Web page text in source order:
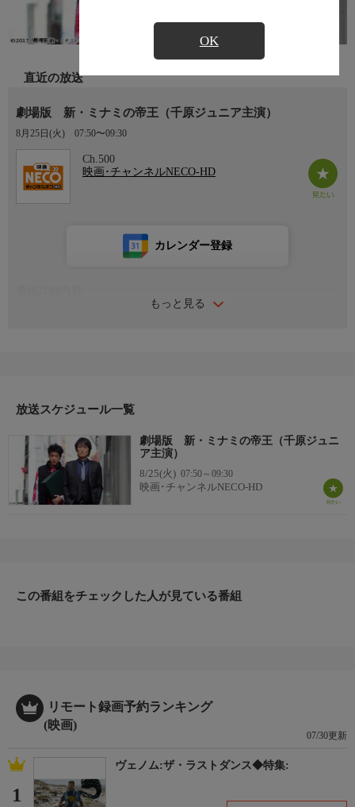
OK
直近の放送
劇場版 新・ミナミの帝王（千原ジュニア主演）
8月25日(火) 07:50〜09:30
Ch.500
映画･チャンネルNECO-HD
もっと見る
カレンダー登録
出そうとしていた。
放送スケジュール一覧
劇場版 新・ミナミの帝王（千原ジュニ
ア主演）
8/25(火) 07:50～09:30
映画･チャンネルNECO-HD
この番組をチェックした人が見ている番組
リモート録画予約ランキング
(映画)
07/30更新
1
ヴェノム:ザ・ラストダンス◆特集: